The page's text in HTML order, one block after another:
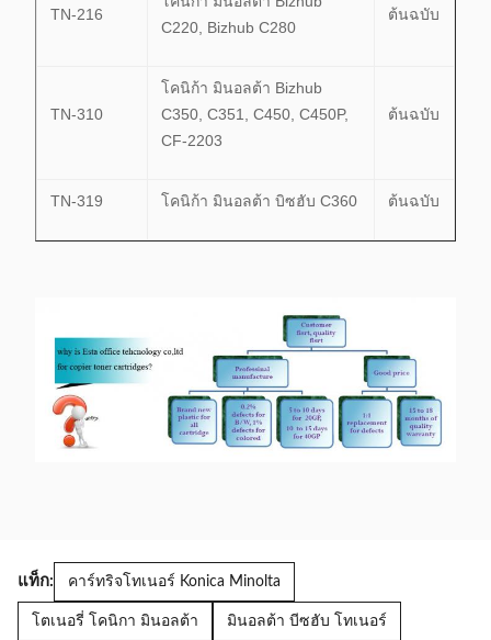
TN-216
C220, Bizhub C280
ต้นฉบับ
TN-310
โคนิก้า มินอลต้า Bizhub
C350, C351, C450, C450P,
CF-2203
ต้นฉบับ
TN-319 โคนิก้า มินอลต้า บิซฮับ C360 ต้นฉบับ
แท็ก: คาร์ทริจโทเนอร์ Konica Minolta
โตเนอรี่ โคนิกา มินอลต้า มินอลต้า บีซฮับ โทเนอร์